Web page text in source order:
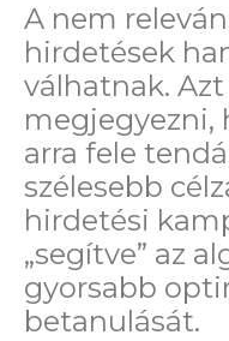
A nem
hirdetések
válhatnak.
megjegyezni,
arra fele
szélesebb
hirdetési
„segítve” az
gyorsabb
betanulását.